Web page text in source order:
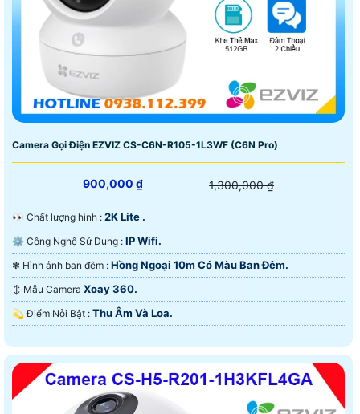
Camera Gọi Điện EZVIZ CS-C6N-R105-1L3WF (C6N Pro)
900,000 ₫ 1,300,000 ₫
️👀 Chất lượng hình : 2K Lite .
⚙ Công Nghệ Sử Dụng : IP Wifi.
❃ Hình ảnh ban đêm : Hồng Ngoại 10m Có Màu Ban Ðêm.
↕️ Mẫu Camera Xoay 360.
️💫 Điểm Nỗi Bật : Thu Âm Và Loa.